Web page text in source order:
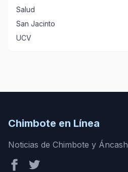
Salud
San Jacinto
UCV
Chimbote en Línea
Noticias de Chimbote y Áncash